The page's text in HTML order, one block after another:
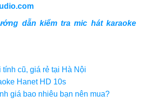
dẫn kiểm tra mic hát karaoke
tính cũ, giá rẻ tại Hà Nội
Hanet HD 10s
giá bao nhiêu bạn nên mua?